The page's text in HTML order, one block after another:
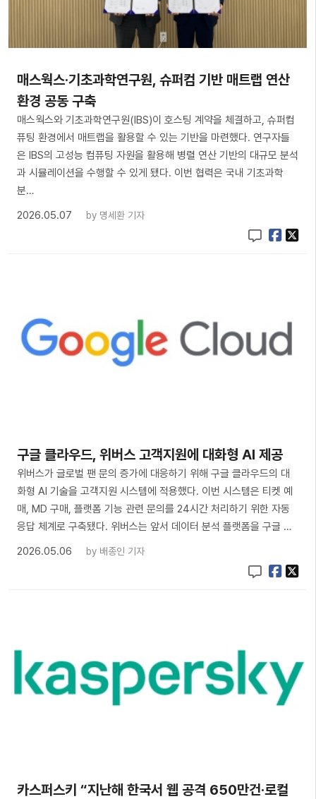
매스웍스·기초과학연구원, 슈퍼컴 기반 매트랩 연산
환경 공동 구축
매스웍스와 기초과학연구원(IBS)이 호스팅 계약을 체결하고, 슈퍼컴
퓨팅 환경에서 매트랩을 활용할 수 있는 기반을 마련했다. 연구자들
은 IBS의 고성능 컴퓨팅 자원을 활용해 병렬 연산 기반의 대규모 분석
과 시뮬레이션을 수행할 수 있게 됐다. 이번 협력은 국내 기초과학
분…
2026.05.07
by 명세환 기자
구글 클라우드, 위버스 고객지원에 대화형 AI 제공
위버스가 글로벌 팬 문의 증가에 대응하기 위해 구글 클라우드의 대
화형 AI 기술을 고객지원 시스템에 적용했다. 이번 시스템은 티켓 예
매, MD 구매, 플랫폼 기능 관련 문의를 24시간 처리하기 위한 자동
응답 체계로 구축됐다. 위버스는 앞서 데이터 분석 플랫폼을 구글 …
2026.05.06
by 배종인 기자
카스퍼스키 “지난해 한국서 웹 공격 650만건·로컬